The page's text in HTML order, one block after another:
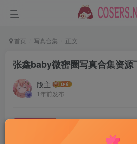
首页 写真合集 正文
张鑫baby微密圈写真合集资源
版主
1年前发布
张鑫baby微密圈写真合集资源下载[持
付费资源